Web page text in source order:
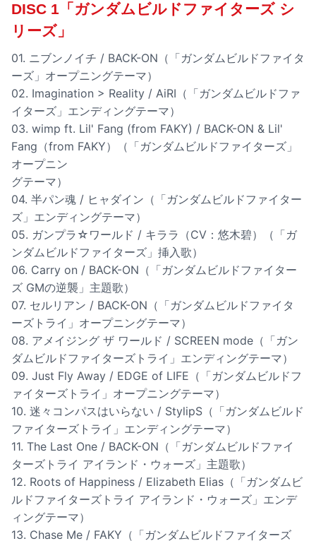
DISC 1「ガンダムビルドファイターズ シ
リーズ」
01. ニブンノイチ / BACK-ON（「ガンダムビルドファイタ
ーズ」オープニングテーマ）
02. Imagination > Reality / AiRI（「ガンダムビルドファ
イターズ」エンディングテーマ）
03. wimp ft. Lil' Fang (from FAKY) / BACK-ON & Lil'
Fang（from FAKY）（「ガンダムビルドファイターズ」
オープニン
グテーマ）
04. 半パン魂 / ヒャダイン（「ガンダムビルドファイター
ズ」エンディングテーマ）
05. ガンプラ☆ワールド / キララ（CV：悠木碧）（「ガ
ンダムビルドファイターズ」挿入歌）
06. Carry on / BACK-ON（「ガンダムビルドファイター
ズ GMの逆襲」主題歌）
07. セルリアン / BACK-ON（「ガンダムビルドファイタ
ーズトライ」オープニングテーマ）
08. アメイジング ザ ワールド / SCREEN mode（「ガン
ダムビルドファイターズトライ」エンディングテーマ）
09. Just Fly Away / EDGE of LIFE（「ガンダムビルドフ
ァイターズトライ」オープニングテーマ）
10. 迷々コンパスはいらない / StylipS（「ガンダムビルド
ファイターズトライ」エンディングテーマ）
11. The Last One / BACK-ON（「ガンダムビルドファイ
ターズトライ アイランド・ウォーズ」主題歌）
12. Roots of Happiness / Elizabeth Elias（「ガンダムビ
ルドファイターズトライ アイランド・ウォーズ」エンデ
ィングテーマ）
13. Chase Me / FAKY（「ガンダムビルドファイターズ